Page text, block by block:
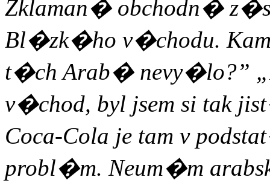
Zklaman� obchodn�
Bl�zk�ho v�chodu.
t�ch Arab�
v�chod, byl jsem si tak
Coca-Cola je tam v
probl�m. Neum�m